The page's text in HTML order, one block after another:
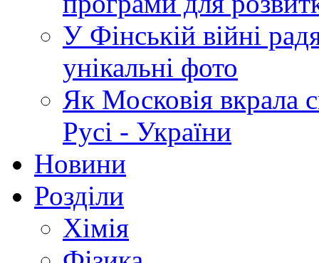
У Фінській війні
унікальні фото
Як Московія вкрала
Русі - України
Новини
Розділи
Хімія